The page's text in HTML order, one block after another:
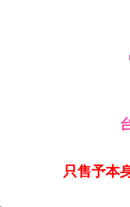
只售予本